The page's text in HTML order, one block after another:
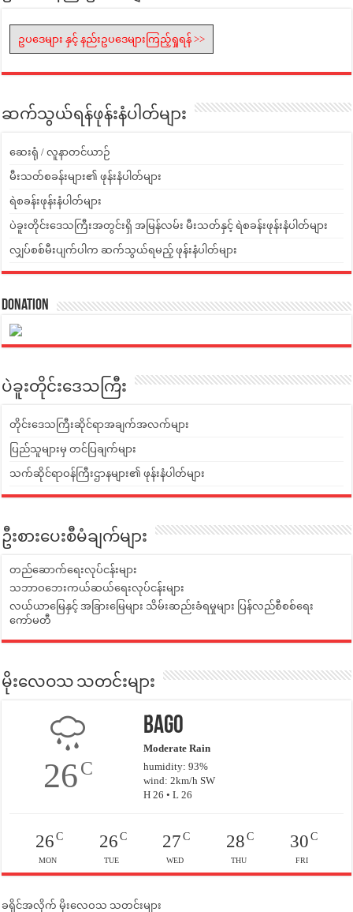
ဥပဒေများ နှင့် နည်းဥပဒေများကြည့်ရှုရန် >>
ဆက်သွယ်ရန်ဖုန်းနံပါတ်များ
ဆေးရုံ / လူနာတင်ယာဉ်
မီးသတ်စခန်းများ၏ ဖုန်းနံပါတ်များ
ရဲစခန်းဖုန်းနံပါတ်များ
ပဲခူးတိုင်းဒေသကြီးအတွင်းရှိ အမြန်လမ်း မီးသတ်နှင့် ရဲစခန်းဖုန်းနံပါတ်များ
လျှပ်စစ်မီးပျက်ပါက ဆက်သွယ်ရမည့် ဖုန်းနံပါတ်များ
Donation
ပဲခူးတိုင်းဒေသကြီး
တိုင်းဒေသကြီးဆိုင်ရာအချက်အလက်များ
ပြည်သူများမှ တင်ပြချက်များ
သက်ဆိုင်ရာဝန်ကြီးဌာနများ၏ ဖုန်းနံပါတ်များ
ဦးစားပေးစီမံချက်များ
တည်ဆောက်ရေးလုပ်ငန်းများ
သဘာဝဘေးကယ်ဆယ်ရေးလုပ်ငန်းများ
လယ်ယာမြေနှင့် အခြားမြေများ သိမ်းဆည်းခံရမှုများ ပြန်လည်စီစစ်ရေး
ကော်မတီ
မိုးလေဝသ သတင်းများ
26C
Bago
Moderate Rain
humidity: 93%
wind: 2km/h SW
H 26 • L 26
26C
MON
26C
TUE
27 C
WED
28C
THU
30C
FRI
ခရိုင်အလိုက် မိုးလေဝသ သတင်းများ